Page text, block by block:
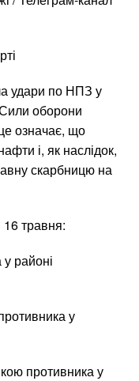
удари по НПЗ у
оборони
означає, що
і, як наслідок,
скарбницю на
травня:
районі
у
противника у